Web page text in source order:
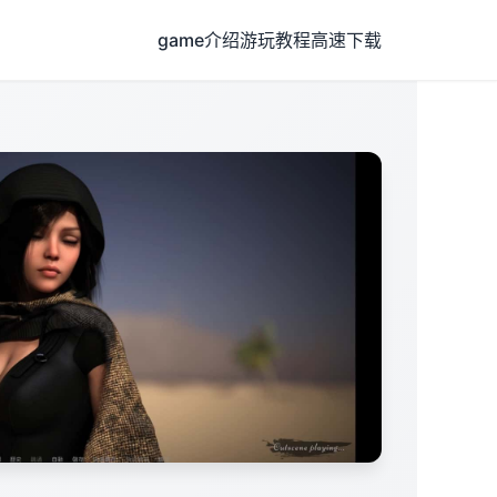
game介绍游玩教程高速下载